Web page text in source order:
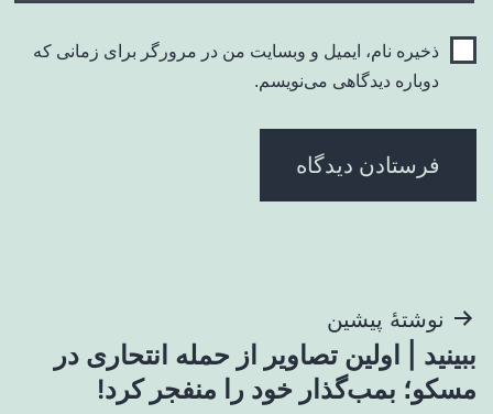
ذخیره نام، ایمیل و وبسایت من در مرورگر برای زمانی که
دوباره دیدگاهی می‌نویسم.
راهبری
نوشته
نوشتهٔ پیشین
ببینید | اولین تصاویر از حمله انتحاری در
مسکو؛ بمب‌گذار خود را منفجر کرد!